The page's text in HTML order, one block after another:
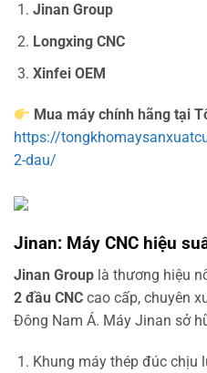
Jinan Group
Longxing CNC
Xinfei OEM
Mua máy chính hãng tại
https://
2-dau/
Jinan: Máy CNC hiệu
Jinan Group là thương hiệu
2 đầu CNC cao cấp, chuyên
Đông Nam Á. Máy Jinan sở
Khung máy thép đúc chịu